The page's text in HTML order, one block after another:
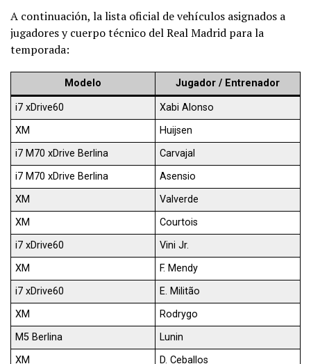
A continuación, la lista oficial de vehículos asignados a
jugadores y cuerpo técnico del Real Madrid para la
temporada:
Modelo Jugador / Entrenador
i7 xDrive60
Xabi Alonso
XM
Huijsen
i7 M70 xDrive Berlina
Carvajal
i7 M70 xDrive Berlina
Asensio
XM
Valverde
XM
Courtois
i7 xDrive60
Vini Jr.
XM
F. Mendy
i7 xDrive60
E. Militão
XM
Rodrygo
M5 Berlina
Lunin
XM
D. Ceballos